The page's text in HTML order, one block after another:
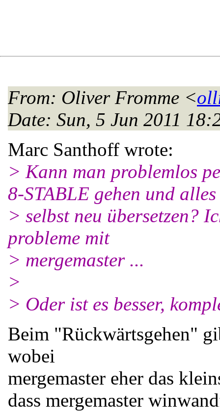
From: Oliver Fromme <
Date: Sun, 5 Jun 2011
Marc Santhoff wrote:
> Kann man problemlos
8-STABLE gehen und alles
> selbst neu übersetzen?
probleme mit
> mergemaster ...
>
> Oder ist es besser,
Beim "Rückwärtsgehen"
wobei
mergemaster eher das
dass mergemaster